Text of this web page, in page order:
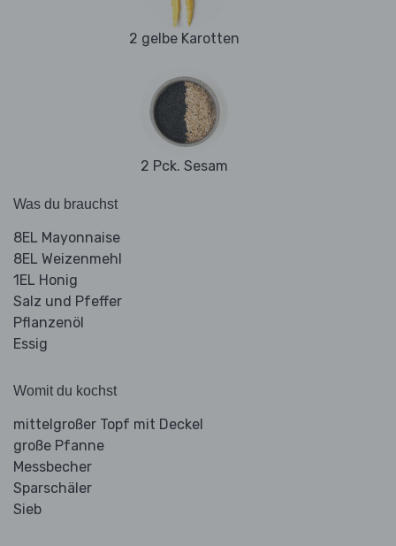
2 gelbe Karotten
2 Pck. Sesam
Was du brauchst
8EL Mayonnaise
8EL Weizenmehl
1EL Honig
Salz und Pfeffer
Pflanzenöl
Essig
Womit du kochst
mittelgroßer Topf mit Deckel
große Pfanne
Messbecher
Sparschäler
Sieb